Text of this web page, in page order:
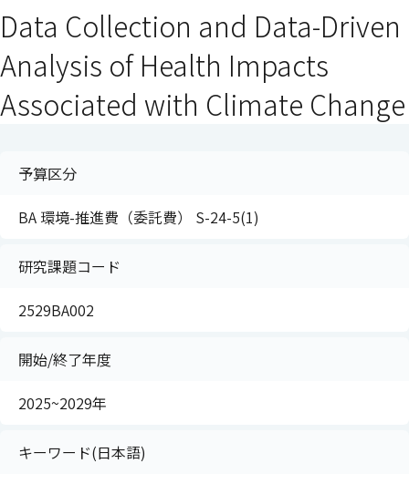
ウで開きます）
ンドウで開きます）
ウインドウで開きます）
Data Collection and Data-Driven
Analysis of Health Impacts
Associated with Climate Change
予算区分
BA 環境-推進費（委託費） S-24-5(1)
研究課題コード
2529BA002
開始/終了年度
2025~2029年
キーワード(日本語)